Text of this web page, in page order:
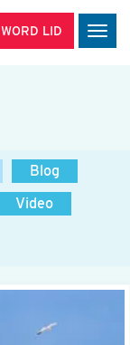
WORD LID
Blog
Video